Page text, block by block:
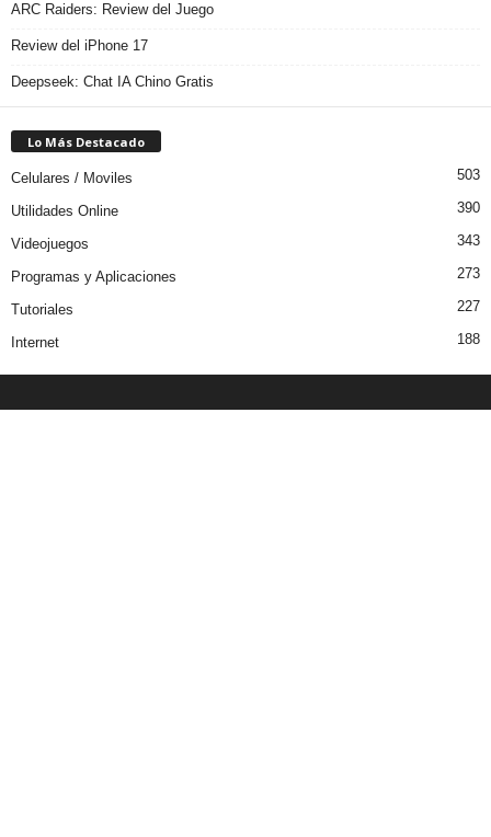
ARC Raiders: Review del Juego
Review del iPhone 17
Deepseek: Chat IA Chino Gratis
Lo Más Destacado
Celulares / Moviles 503
Utilidades Online 390
Videojuegos 343
Programas y Aplicaciones 273
Tutoriales 227
Internet 188